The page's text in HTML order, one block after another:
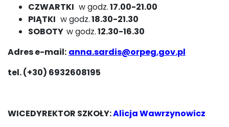
CZWARTKI w godz.17.00-21.00
PIĄTKI w godz.18.30-21.30
SOBOTY w godz.12.30-16.30
Adres e-mail: anna.sardis@orpeg.gov.pl
tel. (+30) 6932608195
WICEDYREKTOR SZKOŁY:Alicja Wawrzynowicz